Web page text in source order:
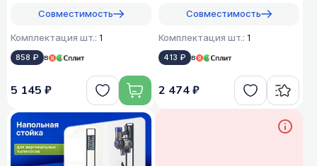
Совместимость
Комплектация шт.: 1
858 ₽ в
5 145 ₽
Совместимость
Комплектация шт.: 1
413 ₽ в
2 474 ₽